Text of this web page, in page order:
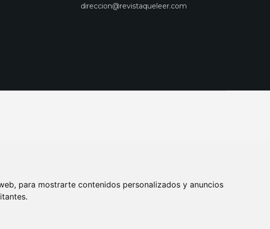
para mostrarte contenidos personalizados y anuncios
direccion@revistaqueleer.com
PREESTRENOS